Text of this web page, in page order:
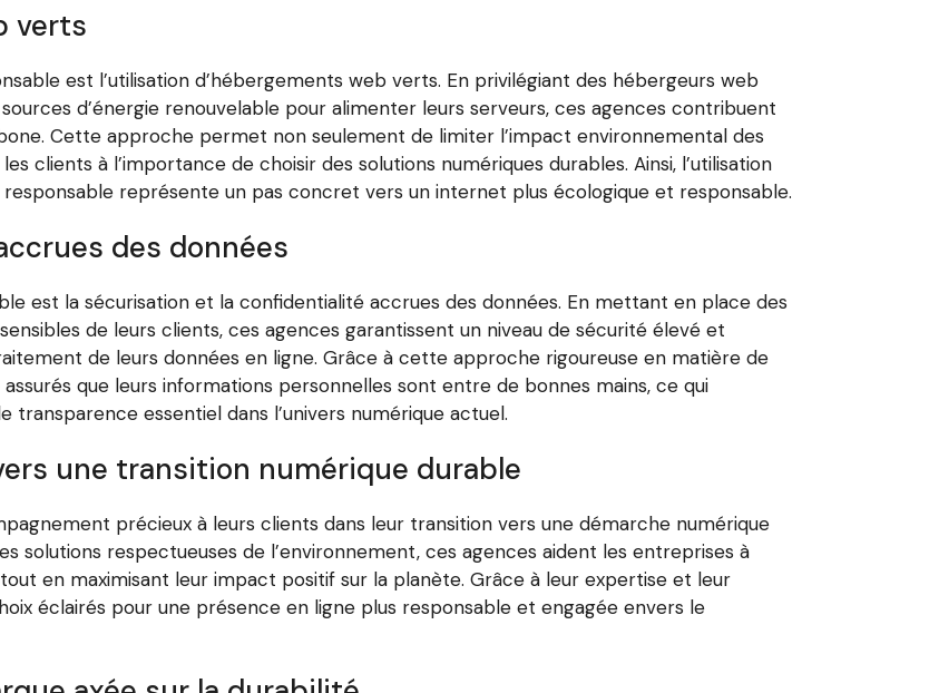
verts
est l’utilisation d’hébergements web verts. En privilégiant des hébergeurs web
d’énergie renouvelable pour alimenter leurs serveurs, ces agences contribuent
Cette approche permet non seulement de limiter l’impact environnemental des
clients à l’importance de choisir des solutions numériques durables. Ainsi, l’utilisation
représente un pas concret vers un internet plus écologique et responsable.
des données
est la sécurisation et la confidentialité accrues des données. En mettant en place des
de leurs clients, ces agences garantissent un niveau de sécurité élevé et
de leurs données en ligne. Grâce à cette approche rigoureuse en matière de
que leurs informations personnelles sont entre de bonnes mains, ce qui
essentiel dans l’univers numérique actuel.
une transition numérique durable
précieux à leurs clients dans leur transition vers une démarche numérique
solutions respectueuses de l’environnement, ces agences aident les entreprises à
en maximisant leur impact positif sur la planète. Grâce à leur expertise et leur
éclairés pour une présence en ligne plus responsable et engagée envers le